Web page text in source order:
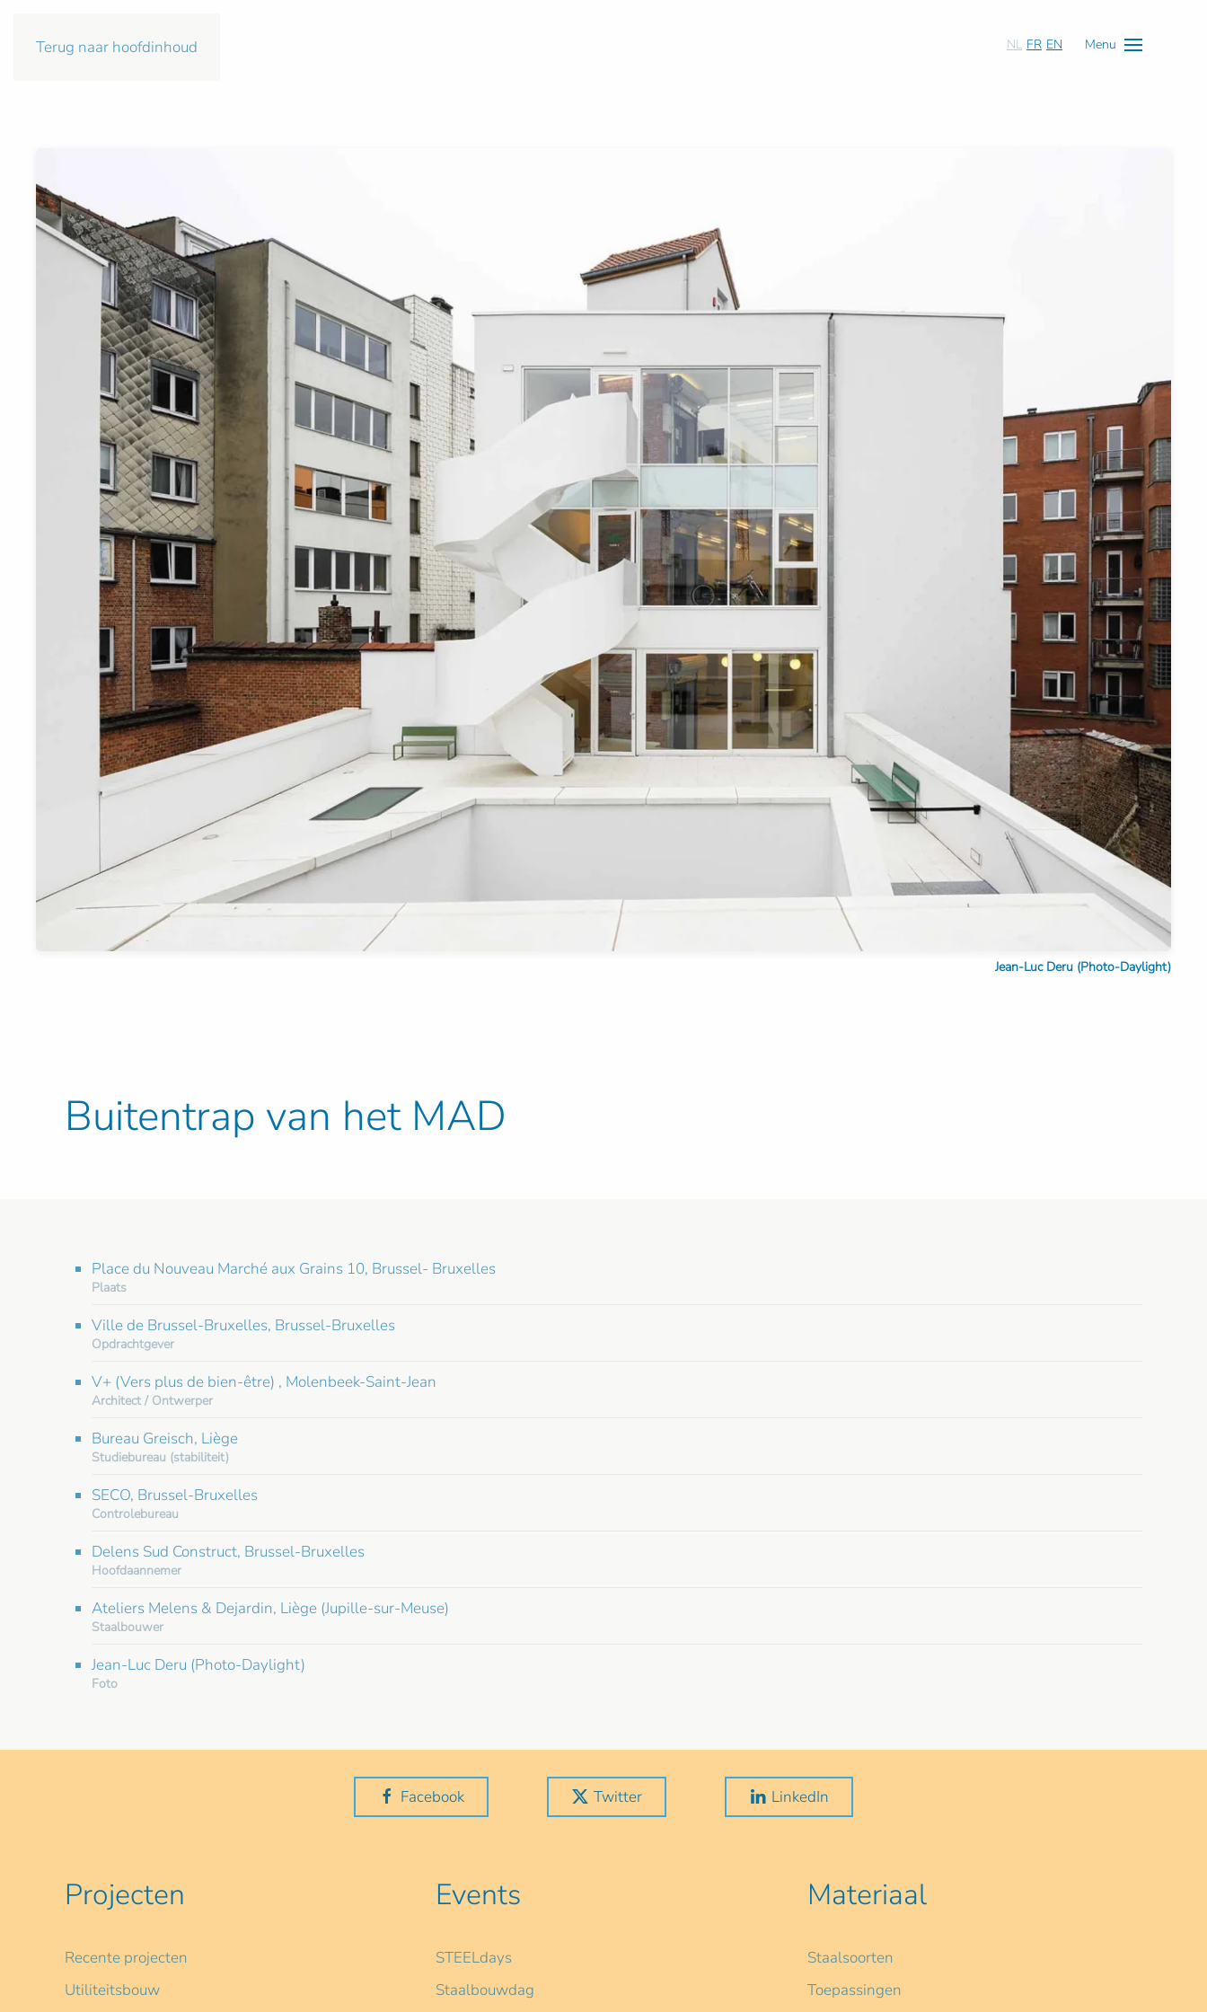
Terug naar hoofdinhoud NL FR EN Menu
Jean-Luc Deru (Photo-Daylight)
Buitentrap van het MAD
Place du Nouveau Marché aux Grains 10, Brussel- Bruxelles
Plaats
Ville de Brussel-Bruxelles, Brussel-Bruxelles
Opdrachtgever
V+ (Vers plus de bien-être) , Molenbeek-Saint-Jean
Architect / Ontwerper
Bureau Greisch, Liège
Studiebureau (stabiliteit)
SECO, Brussel-Bruxelles
Controlebureau
Delens Sud Construct, Brussel-Bruxelles
Hoofdaannemer
Ateliers Melens & Dejardin, Liège (Jupille-sur-Meuse)
Staalbouwer
Jean-Luc Deru (Photo-Daylight)
Foto
Facebook Twitter LinkedIn
Projecten
Recente projecten
Utiliteitsbouw
Events
STEELdays
Staalbouwdag
Materiaal
Staalsoorten
Toepassingen